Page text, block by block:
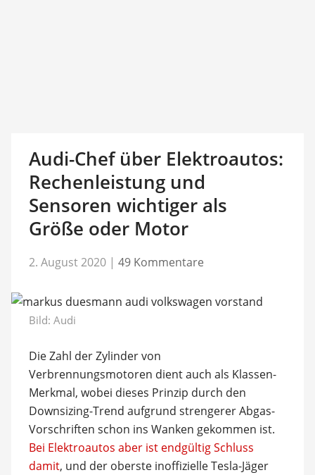
Audi-Chef über Elektroautos:
Rechenleistung und
Sensoren wichtiger als
Größe oder Motor
2. August 2020 | 49 Kommentare
Bild: Audi
Die Zahl der Zylinder von
Verbrennungsmotoren dient auch als Klassen-
Merkmal, wobei dieses Prinzip durch den
Downsizing-Trend aufgrund strengerer Abgas-
Vorschriften schon ins Wanken gekommen ist.
Bei Elektroautos aber ist endgültig Schluss
damit, und der oberste inoffizielle Tesla-Jäger